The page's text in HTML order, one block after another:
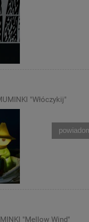
"Włóczykij"
"Mellow Wind"